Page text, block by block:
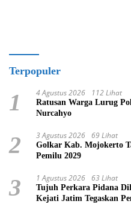
Terpopuler
1 4 Agustus 2026 112 Lihat
Ratusan Warga Lurug
Nurcahyo
2 3 Agustus 2026 69 Lihat
Golkar Kab. Mojokerto
Pemilu 2029
3 1 Agustus 2026 63 Lihat
Tujuh Perkara Pidana
Kejati Jatim Tegaskan